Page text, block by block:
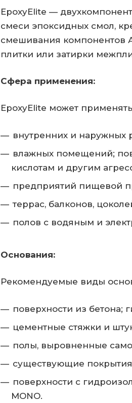
EpoxyElite —
смеси эпоксидных смол,
смешивания компонентов А
плитки или затирки
Сфера применения:
EpoxyElite может
внутренних и наружных
влажных помещений;
кислотам и другим
предприятий пищевой
террас, балконов,
полов с водяным и
Основания:
Рекомендуемые виды
поверхности из
цементные стяжки и
полы, выровненные
существующие
поверхности с
MONO.